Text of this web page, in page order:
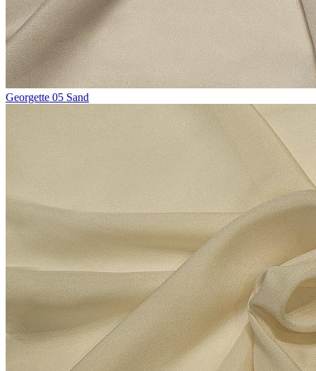
Georgette 05 Sand